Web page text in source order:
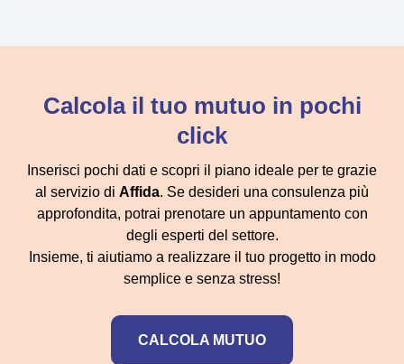
Inserisci pochi dati e scopri il piano ideale per te grazie
al servizio di Affida. Se desideri una consulenza più
approfondita, potrai prenotare un appuntamento con
degli esperti del settore.
Insieme, ti aiutiamo a realizzare il tuo progetto in modo
semplice e senza stress!
CALCOLA MUTUO
Calcola il tuo mutuo in pochi
click